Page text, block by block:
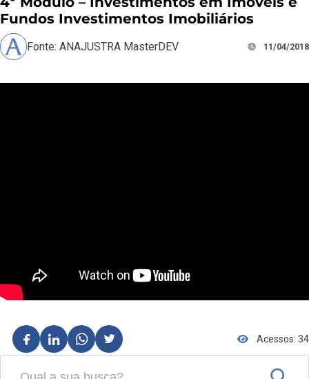
Fundos Investimentos Imobiliários
Fonte: ANAJUSTRA MasterDEV 11/04/2018
Acessos: 34